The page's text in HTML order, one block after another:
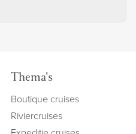
Thema's
Boutique cruises
Riviercruises